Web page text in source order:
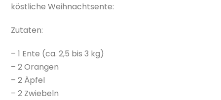
köstliche Weihnachtsente:
Zutaten:
– 1 Ente (ca. 2,5 bis 3 kg)
– 2 Orangen
– 2 Äpfel
– 2 Zwiebeln